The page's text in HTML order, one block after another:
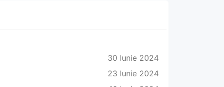
30 Iunie 2024
23 Iunie 2024